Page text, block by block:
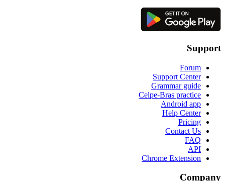
Support
Forum
Support Center
Grammar guide
Celpe-Bras practice
Android app
Help Center
Pricing
Contact Us
FAQ
API
Chrome Extension
Company